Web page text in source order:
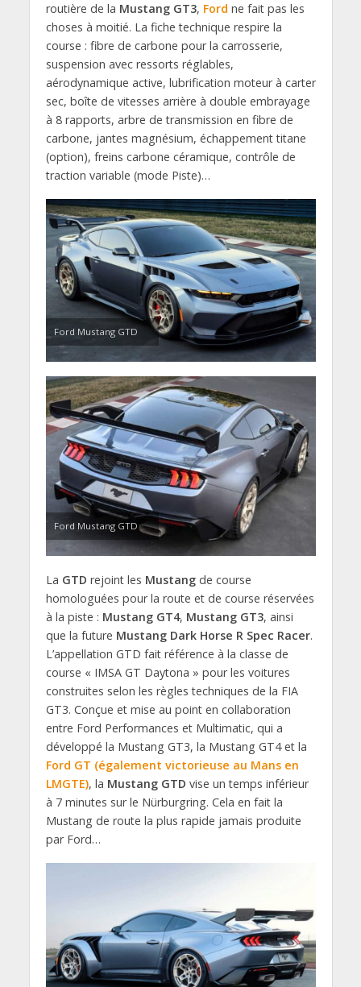
routière de la Mustang GT3, Ford ne fait pas les
choses à moitié. La fiche technique respire la
course : fibre de carbone pour la carrosserie,
suspension avec ressorts réglables,
aérodynamique active, lubrification moteur à carter
sec, boîte de vitesses arrière à double embrayage
à 8 rapports, arbre de transmission en fibre de
carbone, jantes magnésium, échappement titane
(option), freins carbone céramique, contrôle de
traction variable (mode Piste)…
Ford Mustang GTD
Ford Mustang GTD
La GTD rejoint les Mustangde course
homologuées pour la route et de course réservées
à la piste : Mustang GT4, Mustang GT3, ainsi
que la future Mustang Dark Horse R Spec Racer.
L’appellation GTD fait référence à la classe de
course « IMSA GT Daytona » pour les voitures
construites selon les règles techniques de la FIA
GT3. Conçue et mise au point en collaboration
entre Ford Performances et Multimatic, qui a
développé la Mustang GT3, la Mustang GT4 et la
Ford GT (également victorieuse au Mans en
LMGTE), la Mustang GTD vise un temps inférieur
à 7 minutes sur le Nürburgring. Cela en fait la
Mustang de route la plus rapide jamais produite
par Ford…